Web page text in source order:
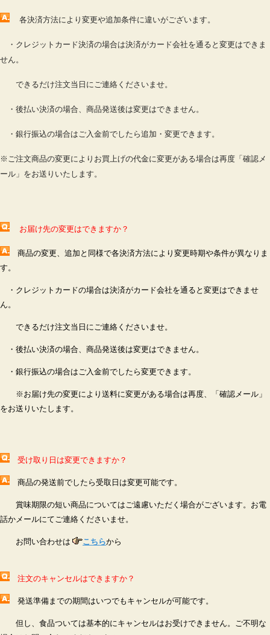
各決済方法により変更や追加条件に違いがございます。
・クレジットカード決済の場合は決済がカード会社を通ると変更はできま
せん。
できるだけ注文当日にご連絡くださいませ。
・後払い決済の場合、商品発送後は変更はできません。
・銀行振込の場合はご入金前でしたら追加・変更できます。
※ご注文商品の変更によりお買上げの代金に変更がある場合は再度「確認メ
ール」をお送りいたします。
お届け先の変更はできますか？
商品の変更、追加と同様で各決済方法により変更時期や条件が異なりま
す。
・クレジットカードの場合は決済がカード会社を通ると変更はできませ
ん。
できるだけ注文当日にご連絡くださいませ。
・後払い決済の場合、商品発送後は変更はできません。
・銀行振込の場合はご入金前でしたら変更できます。
※お届け先の変更により送料に変更がある場合は再度、「確認メール」
をお送りいたします。
受け取り日は変更できますか？
商品の発送前でしたら受取日は変更可能です。
賞味期限の短い商品についてはご遠慮いただく場合がございます。お電
話かメールにてご連絡くださいませ。
お問い合わせは こちらから
注文のキャンセルはできますか？
発送準備までの期間はいつでもキャンセルが可能です。
但し、食品ついては基本的にキャンセルはお受けできません。ご不明な